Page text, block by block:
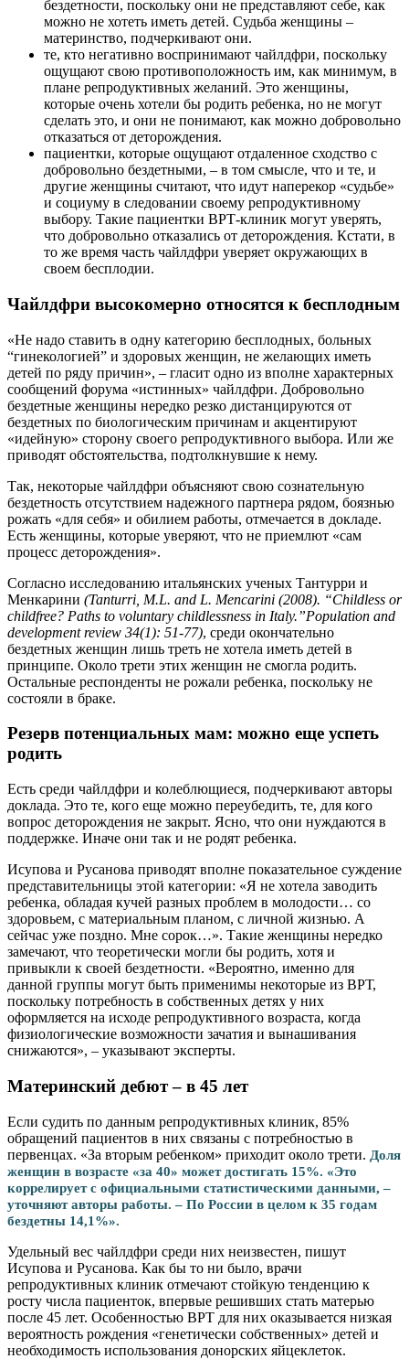
бездетности, поскольку они не представляют себе, как
можно не хотеть иметь детей. Судьба женщины –
материнство, подчеркивают они.
те, кто негативно воспринимают чайлдфри, поскольку
ощущают свою противоположность им, как минимум, в
плане репродуктивных желаний. Это женщины,
которые очень хотели бы родить ребенка, но не могут
сделать это, и они не понимают, как можно добровольно
отказаться от деторождения.
пациентки, которые ощущают отдаленное сходство с
добровольно бездетными, – в том смысле, что и те, и
другие женщины считают, что идут наперекор «судьбе»
и социуму в следовании своему репродуктивному
выбору. Такие пациентки ВРТ-клиник могут уверять,
что добровольно отказались от деторождения. Кстати, в
то же время часть чайлдфри уверяет окружающих в
своем бесплодии.
Чайлдфри высокомерно относятся к бесплодным
«Не надо ставить в одну категорию бесплодных, больных
“гинекологией” и здоровых женщин, не желающих иметь
детей по ряду причин», – гласит одно из вполне характерных
сообщений форума «истинных» чайлдфри. Добровольно
бездетные женщины нередко резко дистанцируются от
бездетных по биологическим причинам и акцентируют
«идейную» сторону своего репродуктивного выбора. Или же
приводят обстоятельства, подтолкнувшие к нему.
Так, некоторые чайлдфри объясняют свою сознательную
бездетность отсутствием надежного партнера рядом, боязнью
рожать «для себя» и обилием работы, отмечается в докладе.
Есть женщины, которые уверяют, что не приемлют «сам
процесс деторождения».
Согласно исследованию итальянских ученых Тантурри и
Менкарини (Tanturri M.L. and L. Mencarini (2008). “Childless or
childfree? Paths to voluntary childlessness in Italy.”Population and
development review 34(1): 51-77), среди окончательно
бездетных женщин лишь треть не хотела иметь детей в
принципе. Около трети этих женщин не смогла родить.
Остальные респонденты не рожали ребенка, поскольку не
состояли в браке.
Резерв потенциальных мам: можно еще успеть
родить
Есть среди чайлдфри и колеблющиеся, подчеркивают авторы
доклада. Это те, кого еще можно переубедить, те, для кого
вопрос деторождения не закрыт. Ясно, что они нуждаются в
поддержке. Иначе они так и не родят ребенка.
Исупова и Русанова приводят вполне показательное суждение
представительницы этой категории: «Я не хотела заводить
ребенка, обладая кучей разных проблем в молодости… со
здоровьем, с материальным планом, с личной жизнью. А
сейчас уже поздно. Мне сорок…». Такие женщины нередко
замечают, что теоретически могли бы родить, хотя и
привыкли к своей бездетности. «Вероятно, именно для
данной группы могут быть применимы некоторые из ВРТ,
поскольку потребность в собственных детях у них
оформляется на исходе репродуктивного возраста, когда
физиологические возможности зачатия и вынашивания
снижаются», – указывают эксперты.
Материнский дебют – в 45 лет
Если судить по данным репродуктивных клиник, 85%
обращений пациентов в них связаны с потребностью в
первенцах. «За вторым ребенком» приходит около трети. Доля
женщин в возрасте «за 40» может достигать 15%. «Это
коррелирует с официальными статистическими данными, –
уточняют авторы работы. – По России в целом к 35 годам
бездетны 14,1%».
Удельный вес чайлдфри среди них неизвестен, пишут
Исупова и Русанова. Как бы то ни было, врачи
репродуктивных клиник отмечают стойкую тенденцию к
росту числа пациенток, впервые решивших стать матерью
после 45 лет. Особенностью ВРТ для них оказывается низкая
вероятность рождения «генетически собственных» детей и
необходимость использования донорских яйцеклеток.